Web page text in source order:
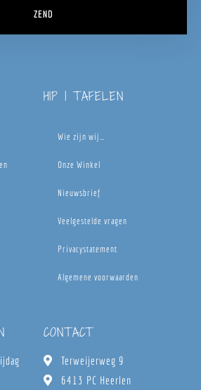
ZEND
HIP | TAFELEN
Wie zijn wij…
Onze Winkel
Nieuwsbrief
Veelgestelde vragen
Privacystatement
Algemene voorwaarden
CONTACT
Terweijerweg 9
6413 PC Heerlen